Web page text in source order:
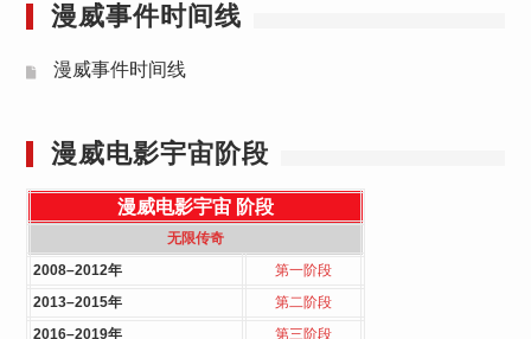
漫威事件时间线
漫威事件时间线
漫威电影宇宙阶段
漫威电影宇宙 阶段
无限传奇
2008–2012年
第一阶段
2013–2015年
第二阶段
2016–2019年
第三阶段